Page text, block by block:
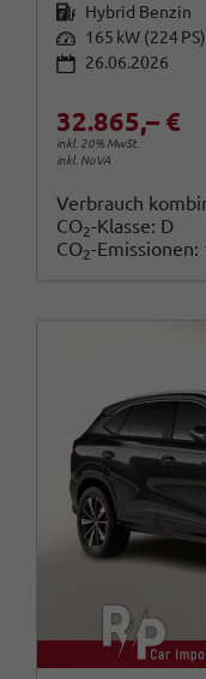
Kraftstoff Hybrid Benzin
Leistung 165 kW (224 PS)
26.06.2026
32.865,– €
inkl. 20% MwSt.
inkl. NoVA
Verbrauch
CO2-Klasse: D
CO2-Emissionen: